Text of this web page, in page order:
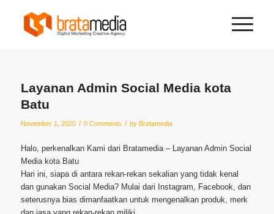
Layanan Admin Social Media kota
Batu
November 1, 2020 / 0 Comments / by Bratamedia
Halo, perkenalkan Kami dari Bratamedia – Layanan Admin Social
Media kota Batu
Hari ini, siapa di antara rekan-rekan sekalian yang tidak kenal
dan gunakan Social Media? Mulai dari Instagram, Facebook, dan
seterusnya bias dimanfaatkan untuk mengenalkan produk, merk